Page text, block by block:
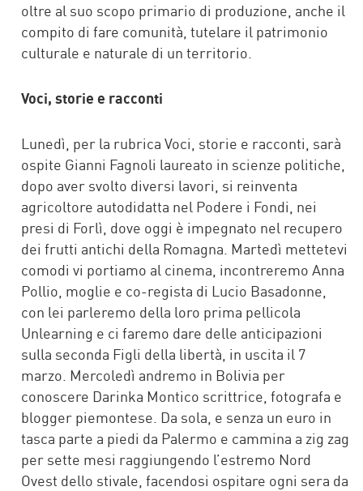
oltre al suo scopo primario di produzione, anche il
compito di fare comunità, tutelare il patrimonio
culturale e naturale di un territorio.
Voci, storie e racconti
Lunedì, per la rubrica Voci, storie e racconti, sarà
ospite Gianni Fagnoli laureato in scienze politiche,
dopo aver svolto diversi lavori, si reinventa
agricoltore autodidatta nel Podere i Fondi, nei
presi di Forlì, dove oggi è impegnato nel recupero
dei frutti antichi della Romagna. Martedì mettetevi
comodi vi portiamo al cinema, incontreremo Anna
Pollio, moglie e co-regista di Lucio Basadonne,
con lei parleremo della loro prima pellicola
Unlearning e ci faremo dare delle anticipazioni
sulla seconda Figli della libertà, in uscita il 7
marzo. Mercoledì andremo in Bolivia per
conoscere Darinka Montico scrittrice, fotografa e
blogger piemontese. Da sola, e senza un euro in
tasca parte a piedi da Palermo e cammina a zig zag
per sette mesi raggiungendo l’estremo Nord
Ovest dello stivale, facendosi ospitare ogni sera da